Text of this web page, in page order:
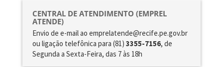
CENTRAL DE ATENDIMENTO (EMPREL
ATENDE)
Envio de e-mail ao emprelatende@recife.pe.gov.br
ou ligação telefônica para (81) 3355-7156, de
Segunda a Sexta-Feira, das 7 às 18h